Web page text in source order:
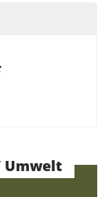
Umwelt